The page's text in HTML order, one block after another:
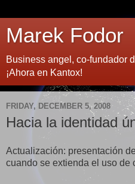
Marek Fodor
Business angel, co-fundador
¡Ahora en Kantox!
FRIDAY, DECEMBER 5, 2008
Hacia la identidad
Actualización: presentación
cuando se extienda el uso de